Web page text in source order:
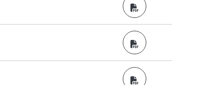
PDF
PDF
PDF